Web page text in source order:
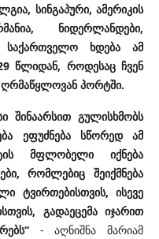
სინგაპური, ამერიკის
ნიდერლანდები,
ხდება ამ
წლიდან, როდესაც ჩვენ
ღრმაწყლოვან პორტში.
გულისხმობს
ეფუძნება სწორედ ამ
მფლობელი იქნება
რომლებიც შეიქმნება
ტვირთებისთვის, ისევე
გადაეცემა იჯარით
- აღნიშნა მარიამ